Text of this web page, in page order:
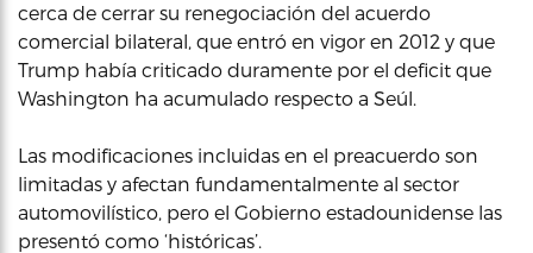
cerca de cerrar su renegociación del acuerdo
comercial bilateral, que entró en vigor en 2012 y que
Trump había criticado duramente por el deficit que
Washington ha acumulado respecto a Seúl.
Las modificaciones incluidas en el preacuerdo son
limitadas y afectan fundamentalmente al sector
automovilístico, pero el Gobierno estadounidense las
presentó como ‘históricas’.